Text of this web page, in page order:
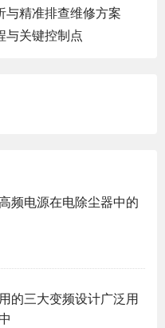
与精准排查维修方案
与关键控制点
频电源在电除尘器中的
的三大变频设计广泛用